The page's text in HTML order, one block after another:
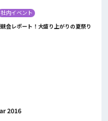
社内イベント
親会レポート！大盛り上がりの夏祭り
2016